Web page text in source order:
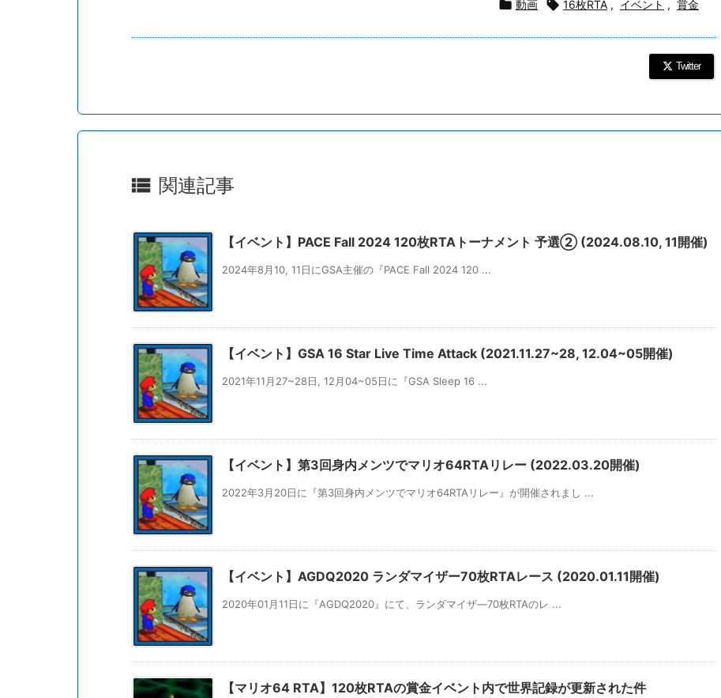
 動画  16枚RTA , イベント , 賞金
Twitter
 関連記事
【イベント】PACE Fall 2024 120枚RTAトーナメント 予選② (2024.08.10, 11開催)
2024年8月10, 11日にGSA主催の『PACE Fall 2024 120 ...
【イベント】GSA 16 Star Live Time Attack (2021.11.27~28, 12.04~05開催)
2021年11月27~28日, 12月04~05日に『GSA Sleep 16 ...
【イベント】第3回身内メンツでマリオ64RTAリレー (2022.03.20開催)
2022年3月20日に『第3回身内メンツでマリオ64RTAリレー』が開催されまし ...
【イベント】AGDQ2020 ランダマイザー70枚RTAレース (2020.01.11開催)
2020年01月11日に『AGDQ2020』にて、ランダマイザ―70枚RTAのレ ...
【マリオ64 RTA】120枚RTAの賞金イベント内で世界記録が更新された件